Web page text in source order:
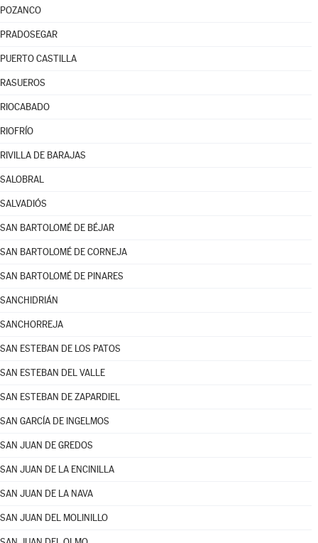
POZANCO
PRADOSEGAR
PUERTO CASTILLA
RASUEROS
RIOCABADO
RIOFRÍO
RIVILLA DE BARAJAS
SALOBRAL
SALVADIÓS
SAN BARTOLOMÉ DE BÉJAR
SAN BARTOLOMÉ DE CORNEJA
SAN BARTOLOMÉ DE PINARES
SANCHIDRIÁN
SANCHORREJA
SAN ESTEBAN DE LOS PATOS
SAN ESTEBAN DEL VALLE
SAN ESTEBAN DE ZAPARDIEL
SAN GARCÍA DE INGELMOS
SAN JUAN DE GREDOS
SAN JUAN DE LA ENCINILLA
SAN JUAN DE LA NAVA
SAN JUAN DEL MOLINILLO